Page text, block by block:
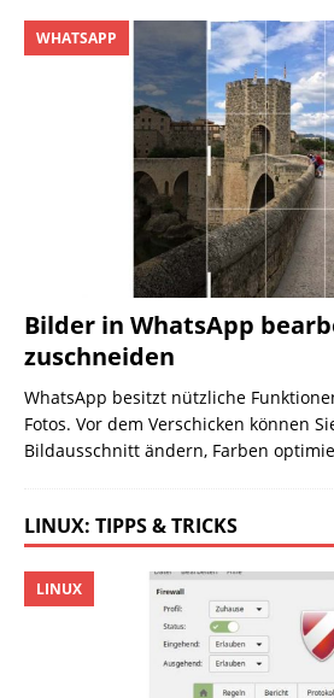
Bilder in WhatsApp
zuschneiden
WHATSAPP
WhatsApp besitzt nützliche
Fotos. Vor dem Verschicken können
Bildausschnitt ändern, Farben
LINUX: TIPPS & TRICKS
LINUX